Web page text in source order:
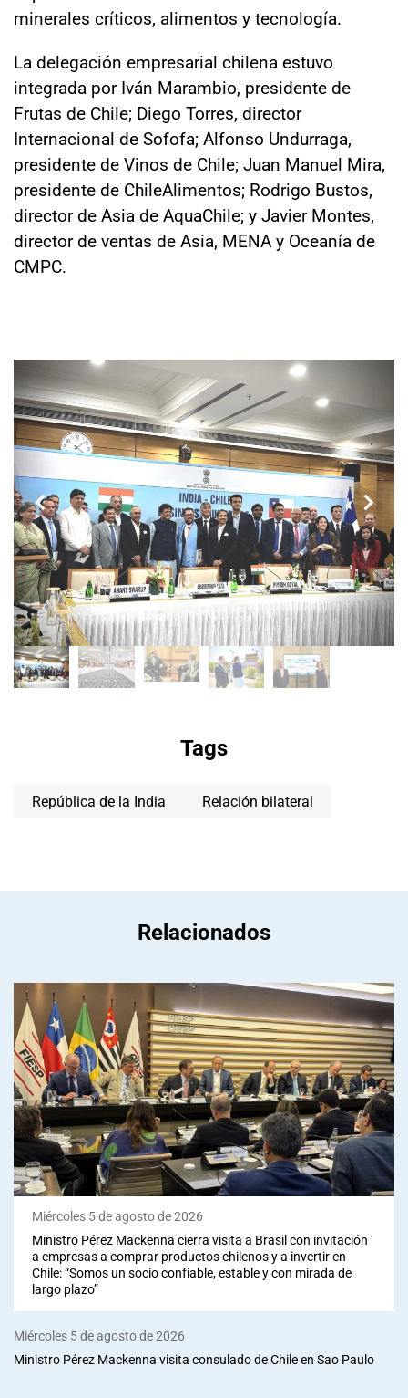
minerales críticos, alimentos y tecnología.
La delegación empresarial chilena estuvo
integrada por Iván Marambio, presidente de
Frutas de Chile; Diego Torres, director
Internacional de Sofofa; Alfonso Undurraga,
presidente de Vinos de Chile; Juan Manuel Mira,
presidente de ChileAlimentos; Rodrigo Bustos,
director de Asia de AquaChile; y Javier Montes,
director de ventas de Asia, MENA y Oceanía de
CMPC.
Tags
República de la India Relación bilateral
Relacionados
Miércoles 5 de agosto de 2026
Ministro Pérez Mackenna cierra visita a Brasil con invitación
a empresas a comprar productos chilenos y a invertir en
Chile: “Somos un socio confiable, estable y con mirada de
largo plazo”
Miércoles 5 de agosto de 2026
Ministro Pérez Mackenna visita consulado de Chile en Sao Paulo